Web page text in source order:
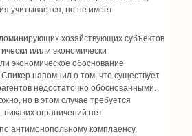
учитывается, но не имеет
хозяйствующих субъектов
и/или экономически
экономическое обоснование
напомнил о том, что существует
недостаточно обоснованными.
но в этом случае требуется
ограничений нет.
антимонопольному комплаенсу,